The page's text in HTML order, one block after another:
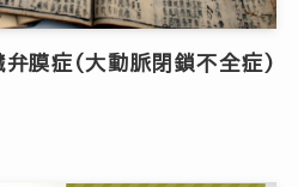
症(大動脈閉鎖不全症)